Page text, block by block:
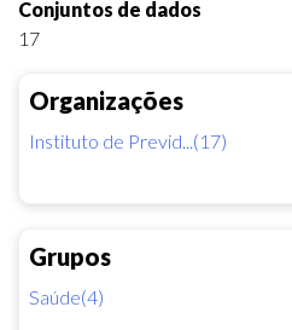
Conjuntos de dados
17
Organizações
Instituto de Previd...(17)
Grupos
Saúde(4)